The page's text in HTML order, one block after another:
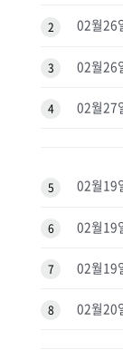
2 02월26
3 02월26
4 02월27
5 02월19
6 02월19
7 02월19
8 02월20